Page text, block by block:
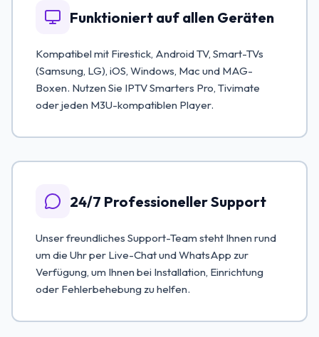
Funktioniert auf allen Geräten
Kompatibel mit Firestick, Android TV, Smart-TVs
(Samsung, LG), iOS, Windows, Mac und MAG-
Boxen. Nutzen Sie IPTV Smarters Pro, Tivimate
oder jeden M3U-kompatiblen Player.
24/7 Professioneller Support
Unser freundliches Support-Team steht Ihnen rund
um die Uhr per Live-Chat und WhatsApp zur
Verfügung, um Ihnen bei Installation, Einrichtung
oder Fehlerbehebung zu helfen.